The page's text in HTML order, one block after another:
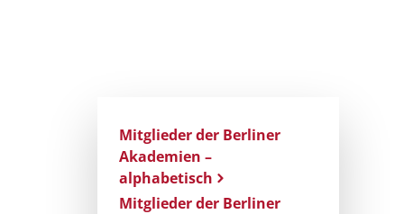
Mitglieder der Berliner
Akademien –
alphabetisch
Mitglieder der Berliner